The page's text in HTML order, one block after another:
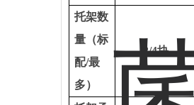
托架数
量（标
配/最
多）
2/4块